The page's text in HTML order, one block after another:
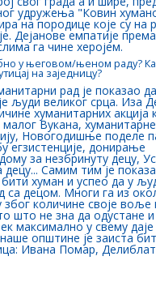
удружења "Ковин
на породице које су на
Дејанове емпатије
га чине херојем.
у његовом/њеном раду?
на заједницу?
рад је показао
људи великог срца. Иза
хуманитарних акција
малог Вукана,
Новогодишње поделе
егзистенције, донирање
за незбринуту децу,
децу... Самим тим је
хуман и успео да у
са децом. Многи га из
због количине своје воље
што не зна да одустане и
максимално у свему даје
општине је заиста
Ивана Помар,